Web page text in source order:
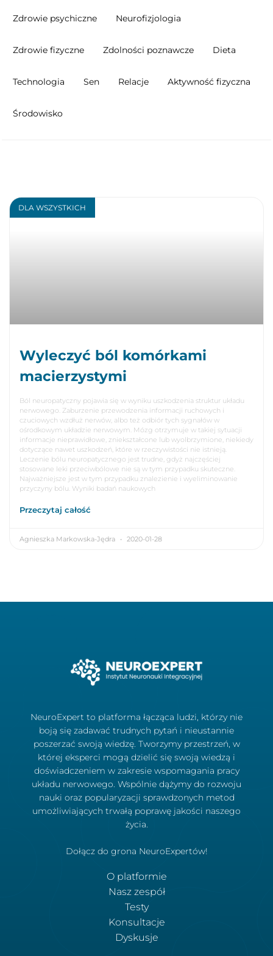
Zdrowie psychiczne Neurofizjologia
Zdrowie fizyczne Zdolności poznawcze Dieta
Technologia Sen Relacje Aktywność fizyczna
Środowisko
DLA WSZYSTKICH
Wyleczyć ból komórkami
macierzystymi
Ból neuropatyczny pojawia się w wyniku uszkodzenia struktur układu
nerwowego. Zaburzenie przewodzenia informacji ruchowych i
czuciowych wzdłuż nerwów, albo też odbiór tych sygnałów w
ośrodkowym układzie nerwowym. Mózg otrzymuje w takiej sytuacji
informacje nieprawidłowe, zniekształcone lub wyolbrzymione, niekiedy
dotyczące nawet uszkodzeń, które w rzeczywistości nie istnieją.
Leczenie bólu neuropatycznego jest trudne, gdyż najczęściej
stosowane leki przeciwbólowe nie są w tym przypadku skuteczne.
Najważniejsze jest w tym przypadku znalezienie i wyeliminowanie
przyczyny bólu. Wyniki badań naukowych
Przeczytaj całość
Agnieszka Markowska-Jędra 2020-01-28
NeuroExpert to platforma łącząca ludzi, którzy nie
boją się zadawać trudnych pytań i nieustannie
poszerzać swoją wiedzę. Tworzymy przestrzeń, w
której eksperci mogą dzielić się swoją wiedzą i
doświadczeniem w zakresie wspomagania pracy
układu nerwowego. Wspólnie dążymy do rozwoju
nauki oraz popularyzacji sprawdzonych metod
umożliwiających trwałą poprawę jakości naszego
życia.
Dołącz do grona NeuroExpertów!
O platformie
Nasz zespół
Testy
Konsultacje
Dyskusje